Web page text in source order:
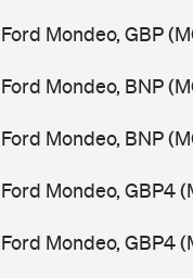
Ford Mondeo, GBP
Ford Mondeo, BNP
Ford Mondeo, BNP
Ford Mondeo, GBP4
Ford Mondeo, GBP4